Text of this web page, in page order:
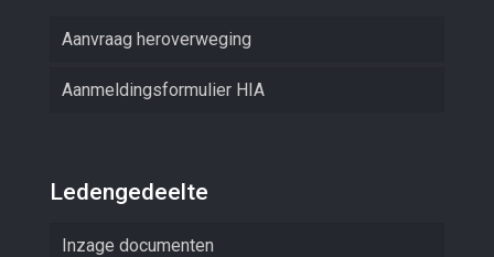
Aanvraag heroverweging
Aanmeldingsformulier HIA
Ledengedeelte
Inzage documenten